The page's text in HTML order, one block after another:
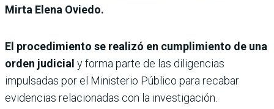
Mirta Elena Oviedo.
El procedimiento se realizó en cumplimiento de una
orden judicial y forma parte de las diligencias
impulsadas por el Ministerio Público para recabar
evidencias relacionadas con la investigación.